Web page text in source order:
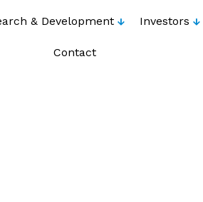
& Development Investors
Contact